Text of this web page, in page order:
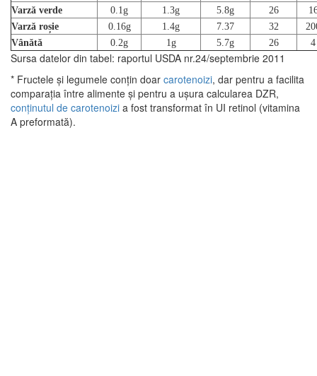
Varză verde
0.1g 1.3g 5.8g 26
Varză roșie
0.16g 1.4g 7.37 32
Vânătă
0.2g 1g 5.7g 26
Sursa datelor din tabel: raportul USDA nr.24/septembrie 2011
* Fructele și legumele conțin doar carotenoizi, dar pentru a facilita
comparația între alimente și pentru a ușura calcularea DZR,
conținutul de carotenoizi a fost transformat în UI retinol (vitamina
A preformată).